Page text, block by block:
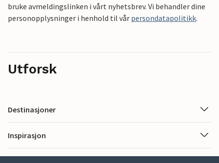
bruke avmeldingslinken i vårt nyhetsbrev. Vi behandler dine
personopplysninger i henhold til vår persondatapolitikk.
Utforsk
Destinasjoner
Inspirasjon